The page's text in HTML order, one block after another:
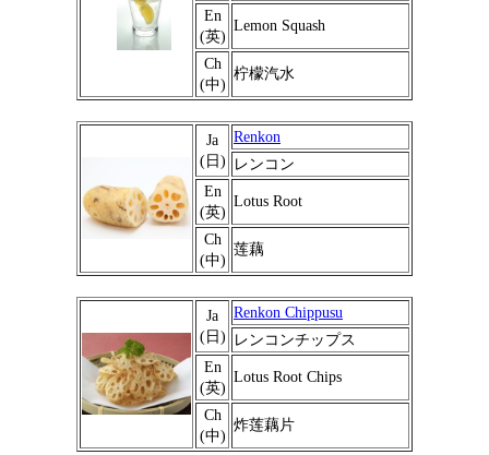
En
(英)
Lemon Squash
Ch
(中)
柠檬汽水
Ja
(日)
Renkon
レンコン
En
(英)
Lotus Root
Ch
(中)
莲藕
Ja
(日)
Renkon Chippusu
レンコンチップス
En
(英)
Lotus Root Chips
Ch
(中)
炸莲藕片